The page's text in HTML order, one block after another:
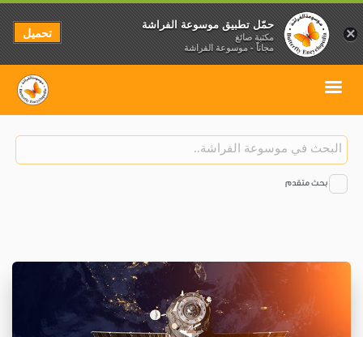
بحث متقدم
×
حمّل تطبيق موسوعة الفراشة
مكتبة صائغ
مجاناً - موسوعة الفراشة
تحميل